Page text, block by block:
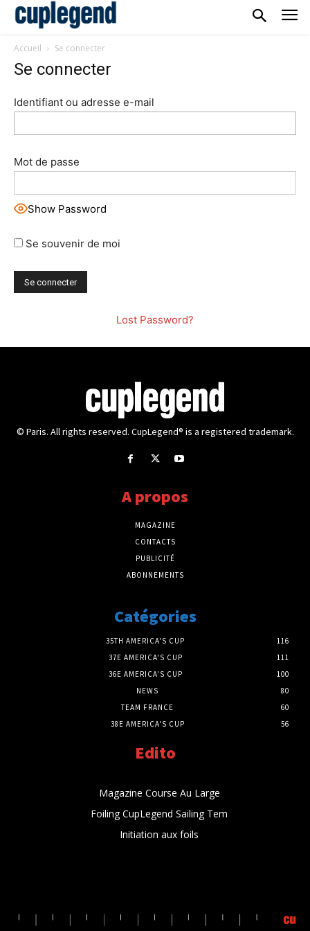
Accueil Se connecter
Se connecter
Identifiant ou adresse e-mail
Mot de passe
Show Password
Se souvenir de moi
Lost Password?
© Paris. All rights reserved. CupLegend® is a registered trademark.
A propos
MAGAZINE
CONTACTS
PUBLICITÉ
ABONNEMENTS
Catégories
35TH AMERICA'S CUP
116
37E AMERICA'S CUP
111
36E AMERICA'S CUP
100
NEWS
80
TEAM FRANCE
60
38E AMERICA'S CUP
56
Edito
Magazine Course Au Large
Foiling CupLegend Sailing Tem
Initiation aux foils